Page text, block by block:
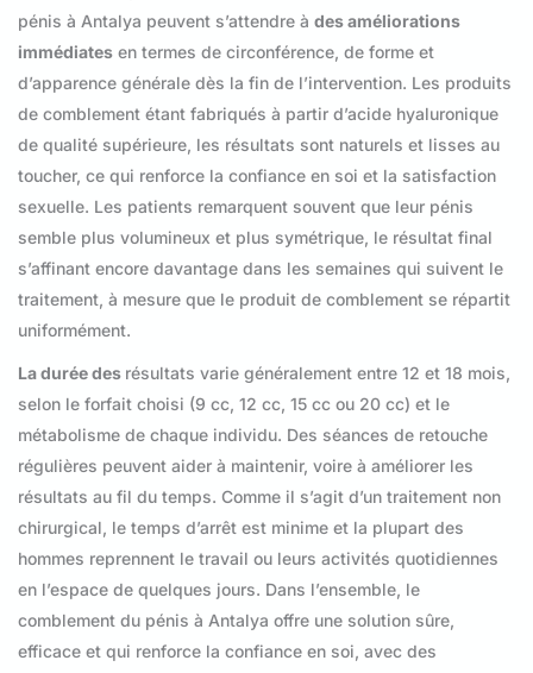
pénis à Antalya peuvent s’attendre à des améliorations
immédiates en termes de circonférence, de forme et
d’apparence générale dès la fin de l’intervention. Les produits
de comblement étant fabriqués à partir d’acide hyaluronique
de qualité supérieure, les résultats sont naturels et lisses au
toucher, ce qui renforce la confiance en soi et la satisfaction
sexuelle. Les patients remarquent souvent que leur pénis
semble plus volumineux et plus symétrique, le résultat final
s’affinant encore davantage dans les semaines qui suivent le
traitement, à mesure que le produit de comblement se répartit
uniformément.
La durée des résultats varie généralement entre 12 et 18 mois,
selon le forfait choisi (9 cc, 12 cc, 15 cc ou 20 cc) et le
métabolisme de chaque individu. Des séances de retouche
régulières peuvent aider à maintenir, voire à améliorer les
résultats au fil du temps. Comme il s’agit d’un traitement non
chirurgical, le temps d’arrêt est minime et la plupart des
hommes reprennent le travail ou leurs activités quotidiennes
en l’espace de quelques jours. Dans l’ensemble, le
comblement du pénis à Antalya offre une solution sûre,
efficace et qui renforce la confiance en soi, avec des